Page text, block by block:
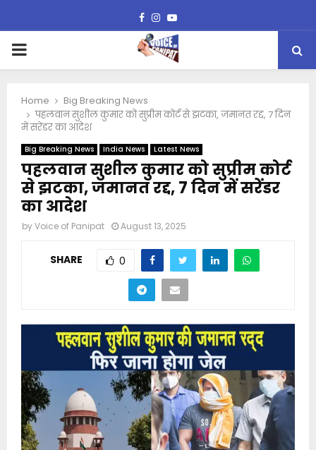
Facebook
Instagram
Youtube
PRIMARY
Home
Big Breaking News
पहलवान सुशील कुमार को सुप्रीम कोर्ट से झटका, जमानत रद्द, 7 दिन
में सरेंडर का आदेश
Big Breaking News India News Latest News
पहलवान सुशील कुमार को सुप्रीम कोर्ट
से झटका, जमानत रद्द, 7 दिन में सरेंडर
का आदेश
byVoice of Panipat August 13, 2025
SHARE 0